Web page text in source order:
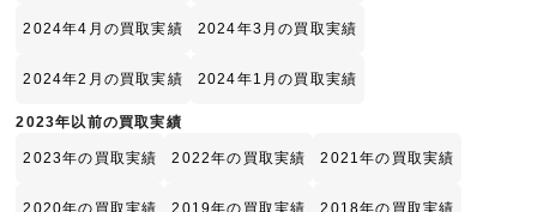
2024年4月の買取実績 2024年3月の買取実績
2024年2月の買取実績 2024年1月の買取実績
2023年以前の買取実績
2023年の買取実績 2022年の買取実績 2021年の買取実績